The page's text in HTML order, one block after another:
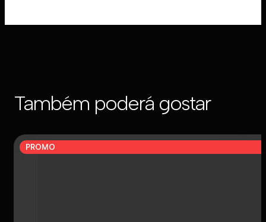
Também poderá gostar
PROMO